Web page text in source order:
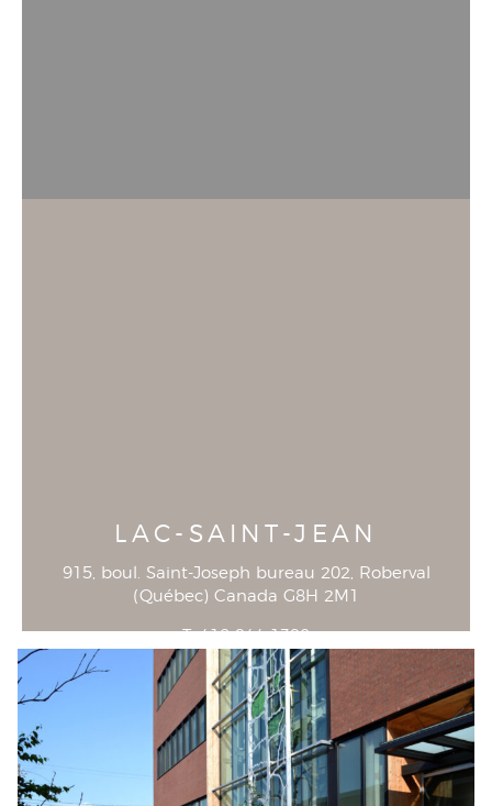
LAC-SAINT-JEAN
915, boul. Saint-Joseph bureau 202 , Roberval
(Québec) Canada G8H 2M1
T 418-944-1390